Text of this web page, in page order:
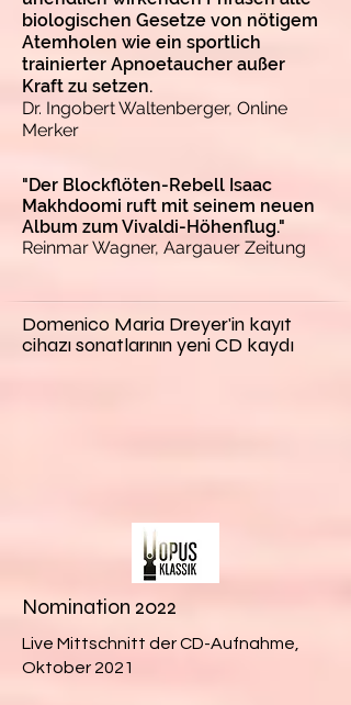
biologischen Gesetze von nötigem
Atemholen wie ein sportlich
trainierter Apnoetaucher außer
Kraft zu setzen.
Dr. Ingobert Waltenberger, Online
Merker
"Der Blockflöten-Rebell Isaac
Makhdoomi ruft mit seinem neuen
Album zum Vivaldi-Höhenflug."
Reinmar Wagner, Aargauer Zeitung
Domenico Maria Dreyer'in kayıt
cihazı sonatlarının yeni CD kaydı
Nomination 2022
Live Mittschnitt der CD-Aufnahme,
Oktober 2021